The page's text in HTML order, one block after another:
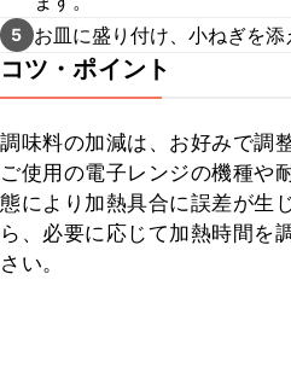
5 お皿に盛り付け、小ねぎを添
コツ・ポイント
調味料の加減は、お好みで調
ご使用の電子レンジの機種や
態により加熱具合に誤差が生
ら、必要に応じて加熱時間を
さい。